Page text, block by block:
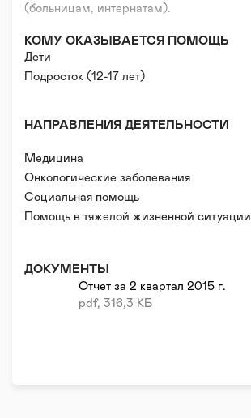
(больницам, интернатам).
КОМУ ОКАЗЫВАЕТСЯ ПОМОЩЬ
Дети
Подросток (12-17 лет)
НАПРАВЛЕНИЯ ДЕЯТЕЛЬНОСТИ
Медицина
Онкологические заболевания
Социальная помощь
Помощь в тяжелой жизненной ситуации
ДОКУМЕНТЫ
Отчет за 2 квартал 2015 г.
pdf, 316,3 КБ